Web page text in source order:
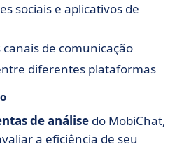
sociais e aplicativos de
de comunicação
diferentes plataformas
de análise do MobiChat,
a eficiência de seu